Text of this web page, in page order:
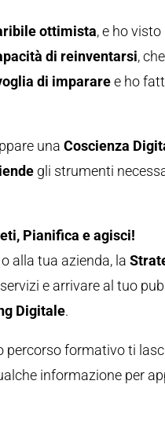
ottimista, e ho
di reinventarsi,
di impararee ho
una Coscienza
gli strumenti
Pianifica e agisci!
alla tua azienda, la
e arrivare al tuo
Digitale.
percorso formativo ti
informazione per